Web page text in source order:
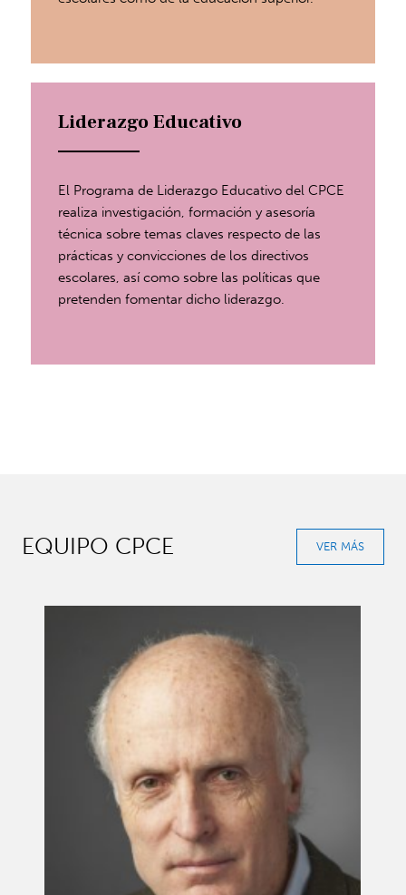
Liderazgo Educativo
El Programa de Liderazgo Educativo del CPCE
realiza investigación, formación y asesoría
técnica sobre temas claves respecto de las
prácticas y convicciones de los directivos
escolares, así como sobre las políticas que
pretenden fomentar dicho liderazgo.
EQUIPO CPCE VER MÁS